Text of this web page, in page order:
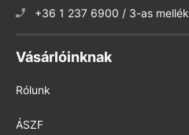
+36 1 237 6900 / 3-as mellék
Vásárlóinknak
Rólunk
ÁSZF